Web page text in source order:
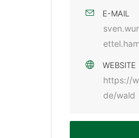
E-MAIL
WEBSITE
https://
de/wald